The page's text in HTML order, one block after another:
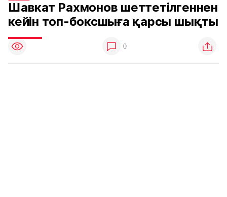
Шавкат Рахмонов шеттетілгеннен
кейін топ-боксшыға қарсы шықты
0